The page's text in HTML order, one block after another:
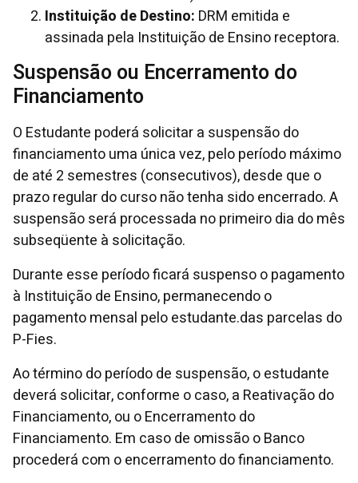
Instituição de Destino: DRM emitida e
assinada pela Instituição de Ensino receptora.
Suspensão ou Encerramento do
Financiamento
O Estudante poderá solicitar a suspensão do
financiamento uma única vez, pelo período máximo
de até 2 semestres (consecutivos), desde que o
prazo regular do curso não tenha sido encerrado. A
suspensão será processada no primeiro dia do mês
subseqüente à solicitação.
Durante esse período ficará suspenso o pagamento
à Instituição de Ensino, permanecendo o
pagamento mensal pelo estudante.das parcelas do
P-Fies.
Ao término do período de suspensão, o estudante
deverá solicitar, conforme o caso, a Reativação do
Financiamento, ou o Encerramento do
Financiamento. Em caso de omissão o Banco
procederá com o encerramento do financiamento.